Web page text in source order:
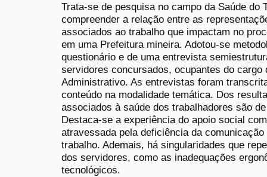
Trata-se de pesquisa no campo da Saúde do
compreender a relação entre as
associados ao trabalho que impactam no
em uma Prefeitura mineira. Adotou-se
questionário e de uma entrevista
servidores concursados, ocupantes do
Administrativo. As entrevistas foram
conteúdo na modalidade temática. Dos
associados à saúde dos trabalhadores são
Destaca-se a experiência do apoio social
atravessada pela deficiência da
trabalho. Ademais, há singularidades que
dos servidores, como as inadequações
tecnológicos.